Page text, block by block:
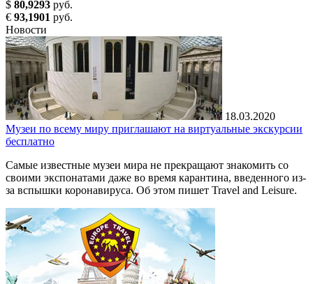
$ 80,9293 руб.
€ 93,1901 руб.
Новости
18.03.2020
Музеи по всему миру приглашают на виртуальные экскурсии
бесплатно
Самые известные музеи мира не прекращают знакомить со
своими экспонатами даже во время карантина, введенного из-
за вспышки коронавируса. Об этом пишет Travel and Leisure.